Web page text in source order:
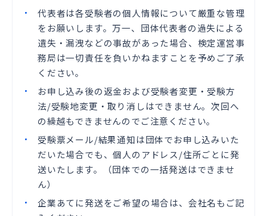
代表者は各受験者の個人情報について厳重な管理
をお願いします。万一、団体代表者の過失による
遺失・漏洩などの事故があった場合、検定運営事
務局は一切責任を負いかねますことを予めご了承
ください。
お申し込み後の返金および受験者変更・受験方
法/受験地変更・取り消しはできません。次回へ
の繰越もできませんのでご注意ください。
受験票メール/結果通知は団体でお申し込みいた
だいた場合でも、個人のアドレス/住所ごとに発
送いたします。（団体での一括発送はできませ
ん）
企業あてに発送をご希望の場合は、会社名もご記